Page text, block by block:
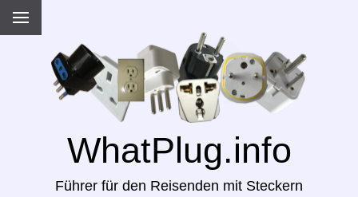
WhatPlug.info
Führer für den Reisenden mit Steckern